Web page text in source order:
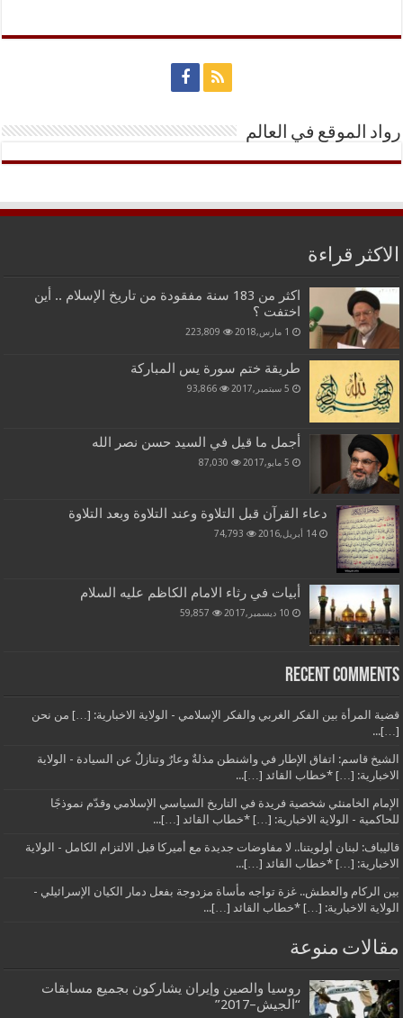
رواد الموقع في العالم
الاكثر قراءة
اكثر من 183 سنة مفقودة من تاريخ الإسلام .. أين
اختفت ؟
1 مارس,2018 223,809
طريقة ختم سورة يس المباركة
5 سبتمبر,2017 93,866
أجمل ما قيل في السيد حسن نصر الله
5 مايو,2017 87,030
دعاء القرآن قبل التلاوة وعند التلاوة وبعد التلاوة
14 أبريل,2016 74,793
أبيات في رثاء الامام الكاظم عليه السلام
10 ديسمبر,2017 59,857
Recent Comments
قضية المرأة بين الفكر الغربي والفكر الإسلامي - الولاية الاخبارية: […] من نحن
[…]...
الشيخ قاسم: اتفاق الإطار في واشنطن مذلةٌ وعارٌ وتنازلٌ عن السيادة - الولاية
الاخبارية: […] *خطاب القائد […]...
الإمام الخامنئي شخصية فريدة في التاريخ السياسي الإسلامي وقدّم نموذجًا
للحاكمية - الولاية الاخبارية: […] *خطاب القائد […]...
قاليباف: لبنان أولويتنا.. لا مفاوضات جديدة مع أميركا قبل الالتزام الكامل - الولاية
الاخبارية: […] *خطاب القائد […]...
بين الركام والعطش.. غزة تواجه مأساة مزدوجة بفعل دمار الكيان الإسرائيلي -
الولاية الاخبارية: […] *خطاب القائد […]...
مقالات منوعة
روسيا والصين وإيران يشاركون بجميع مسابقات
“الجيش–2017”